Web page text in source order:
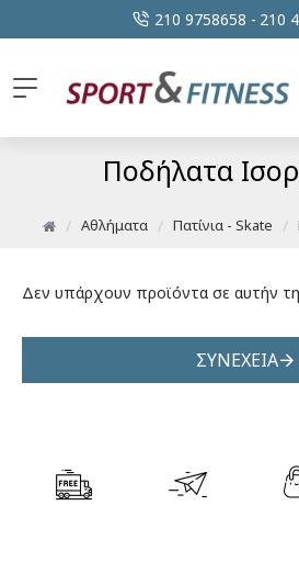
210 9758658 - 210
Αθλήματα Πατίνια - Skate
Ποδήλατα
Δεν υπάρχουν προϊόντα σε αυτήν
ΣΥΝΈΧΕΙΑ